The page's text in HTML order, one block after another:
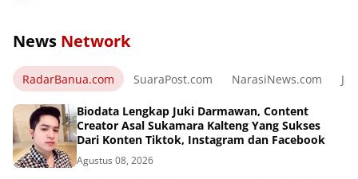
News Network
RadarBanua.com SuaraPost.com NarasiNews.com
Biodata Lengkap Juki Darmawan, Content
Creator Asal Sukamara Kalteng Yang Sukses
Dari Konten Tiktok, Instagram dan Facebook
Agustus 08, 2026